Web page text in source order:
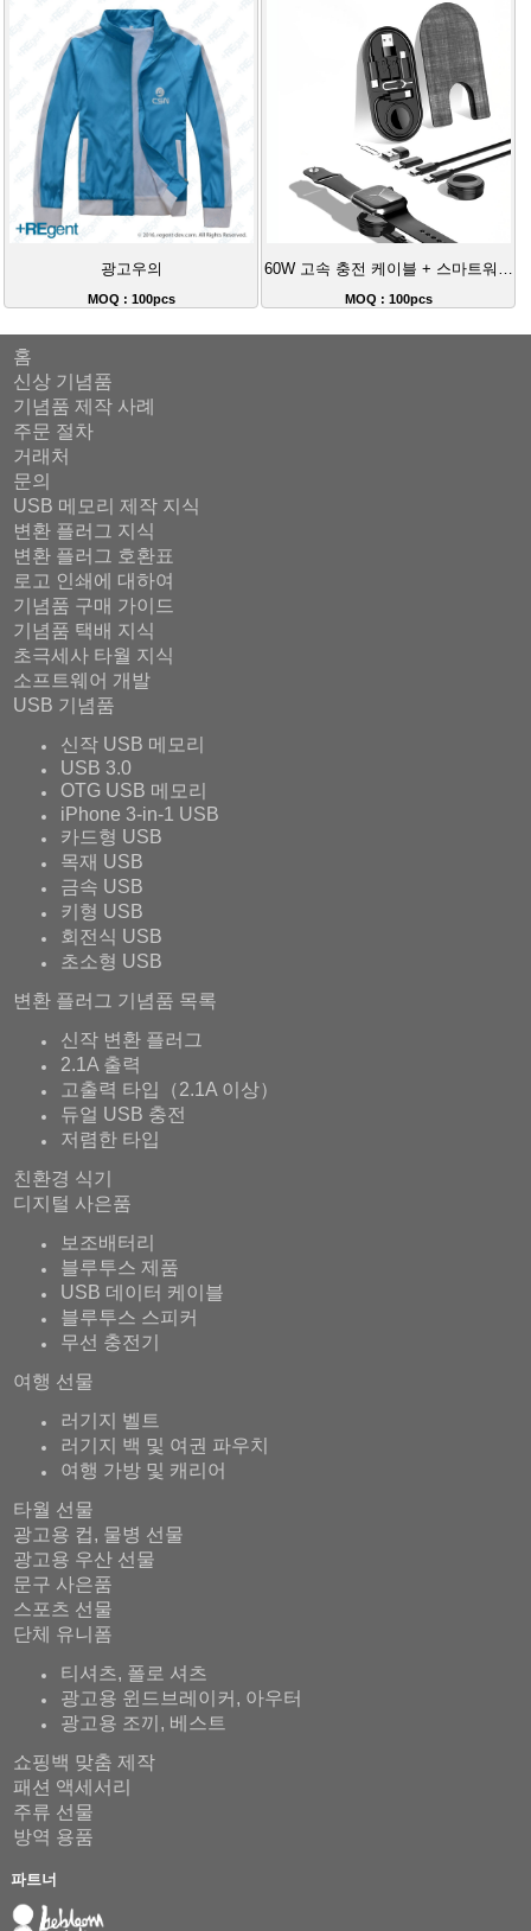
광고우의
MOQ : 100pcs MOQ : 100pcs
홈
신상 기념품
기념품 제작 사례
주문 절차
거래처
문의
USB 메모리 제작 지식
변환 플러그 지식
변환 플러그 호환표
로고 인쇄에 대하여
기념품 구매 가이드
기념품 택배 지식
초극세사 타월 지식
소프트웨어 개발
USB 기념품
신작 USB 메모리
USB 3.0
OTG USB 메모리
iPhone 3-in-1 USB
카드형 USB
목재 USB
금속 USB
키형 USB
회전식 USB
초소형 USB
변환 플러그 기념품 목록
신작 변환 플러그
2.1A 출력
고출력 타입（2.1A 이상）
듀얼 USB 충전
저렴한 타입
친환경 식기
디지털 사은품
보조배터리
블루투스 제품
USB 데이터 케이블
블루투스 스피커
무선 충전기
여행 선물
러기지 벨트
러기지 백 및 여권 파우치
여행 가방 및 캐리어
타월 선물
광고용 컵, 물병 선물
광고용 우산 선물
문구 사은품
스포츠 선물
단체 유니폼
티셔츠, 폴로 셔츠
광고용 윈드브레이커, 아우터
광고용 조끼, 베스트
쇼핑백 맞춤 제작
패션 액세서리
주류 선물
방역 용품
파트너